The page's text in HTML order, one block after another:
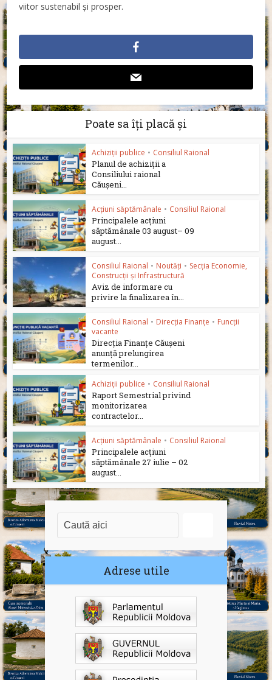
viitor sustenabil și prosper.
Poate sa îți placă și
Achiziții publice • Consiliul Raional
Planul de achiziții a
Consiliului raional
Căușeni...
Acțiuni săptămânale • Consiliul Raional
Principalele acțiuni
săptămânale 03 august– 09
august...
Consiliul Raional • Noutăți • Secția Economie,
Construcții și Infrastructură
Aviz de informare cu
privire la finalizarea în...
Consiliul Raional • Direcția Finanțe • Funcții
vacante
Direcția Finanțe Căușeni
anunță prelungirea
termenilor...
Achiziții publice • Consiliul Raional
Raport Semestrial privind
monitorizarea
contractelor...
Acțiuni săptămânale • Consiliul Raional
Principalele acțiuni
săptămânale 27 iulie – 02
august...
Adrese utile